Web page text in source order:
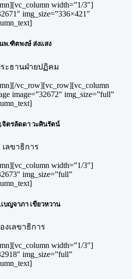
width=”1/3″]
img_size=”336×421″
พ.ฑิตพงษ์ ส่งแสง
ะธานฝ่ายปฏิคม
vc_row][vc_row][vc_column
image=”32672″ img_size=”full”
จิตรลัดดา วะศินรัตน์
เลขาธิการ
width=”1/3″]
img_size=”full”
บญจาภา เขียวหวาน
งเลขาธิการ
width=”1/3″]
img_size=”full”